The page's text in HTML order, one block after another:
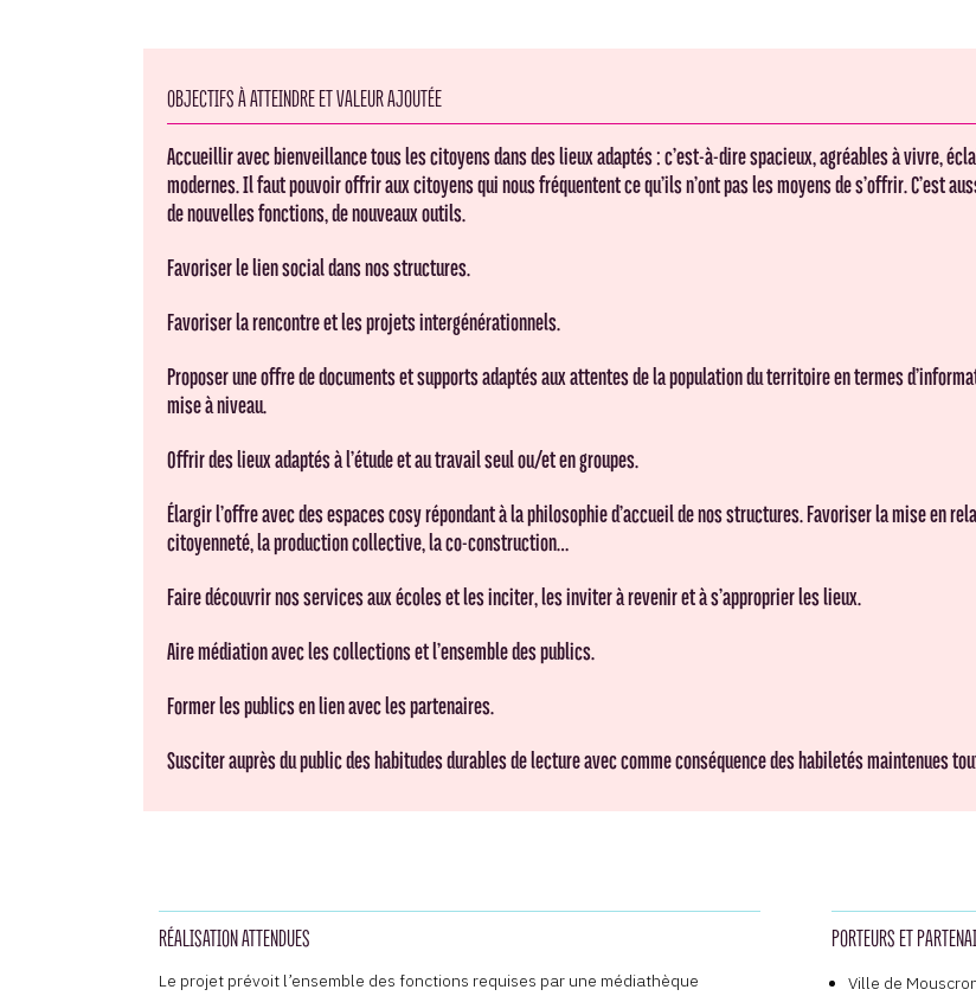
OBJECTIFS À ATTEINDRE ET VALEUR AJOUTÉE
Accueillir avec bienveillance tous les citoyens dans des lieux adaptés : c’est-à-dire spacieux, agréables à vivre,
modernes. Il faut pouvoir offrir aux citoyens qui nous fréquentent ce qu’ils n’ont pas les moyens de s’offrir. C’est
de nouvelles fonctions, de nouveaux outils.
Favoriser le lien social dans nos structures.
Favoriser la rencontre et les projets intergénérationnels.
Proposer une offre de documents et supports adaptés aux attentes de la population du territoire en termes
mise à niveau.
Offrir des lieux adaptés à l’étude et au travail seul ou/et en groupes.
Élargir l’offre avec des espaces cosy répondant à la philosophie d’accueil de nos structures. Favoriser la mise en
citoyenneté, la production collective, la co-construction…
Faire découvrir nos services aux écoles et les inciter, les inviter à revenir et à s’approprier les lieux.
Aire médiation avec les collections et l’ensemble des publics.
Former les publics en lien avec les partenaires.
Susciter auprès du public des habitudes durables de lecture avec comme conséquence des habiletés maintenues
RÉALISATION ATTENDUES
Le projet prévoit l’ensemble des fonctions requises par une médiathèque
PORTEURS ET
Ville de